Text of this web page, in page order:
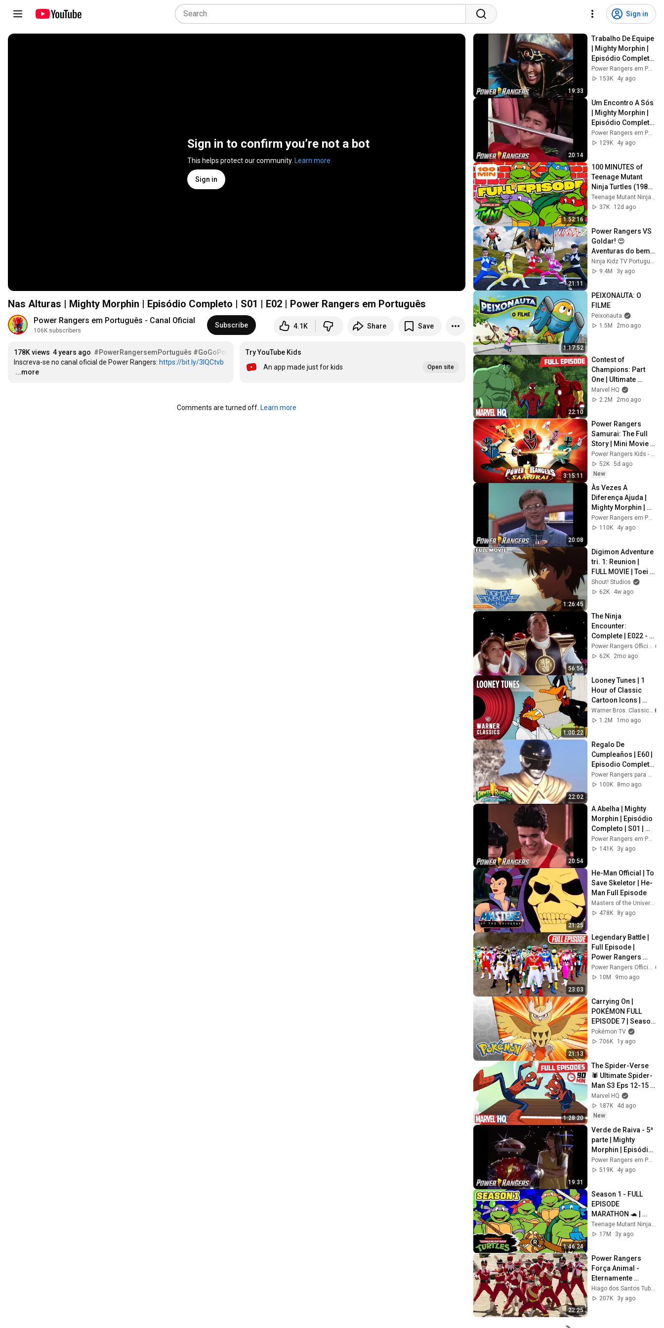
Sign in
Sign in to confirm you’re not a bot
This helps protect our community. Learn more
Sign in
Nas Alturas | Mighty Morphin | Episódio Completo | S01 | E02 | Power Rangers em Português
Power Rangers em Português - Canal Oficial
106K subscribers
Subscribe 4.1K Share Save
178K views 4 years ago #PowerRangersemPortuguês #GoGoPowerRangers#PowerRangers
Inscreva-se no canal oficial de Power Rangers: https://bit.ly/3IQCtvb
…
...more
Try YouTube Kids
An app made just for kids
Open site
Comments are turned off. Learn more
19:33
Trabalho De Equipe
| Mighty Morphin |
Episódio Completo
| S01 | E03 | Power
Rangers em
Power Rangers em Português - Canal Oficial
153K
4y ago
20:14
Um Encontro A Sós
| Mighty Morphin |
Episódio Completo
| S01 | E04 | Power
Rangers em
Power Rangers em Português - Canal Oficial
129K
4y ago
1:52:16
100 MINUTES of
Teenage Mutant
Ninja Turtles (1987)
📺 EVERY EPISODE
MARATHON! #10 |
Teenage Mutant Ninja Turtles
37K
12d ago
21:11
Power Rangers VS
Goldar! 😍
Aventuras do bem
contra o mal! |
Ninja Kidz em
9.4M
3y ago
1:17:52
PEIXONAUTA: O
FILME
Peixonauta
1.5M
2mo ago
22:10
Contest of
Champions: Part
One | Ultimate
Spider-Man S3 E23
| Full Episode |
Marvel HQ
2.2M
2mo ago
3:15:11
Power Rangers
Samurai: The Full
Story | Mini Movie |
Power Month |
Superheroes For
Kids
52K 5d ago
New
20:08
Às Vezes A
Diferença Ajuda |
Mighty Morphin |
Episódio Completo
S01 E05 | Power
Português
Power Rangers em Português - Canal Oficial
110K
4y ago
1:26:45
Digimon Adventure
tri. 1: Reunion |
FULL MOVIE | Toei
Anime Action
Adventure
Shout! Studios
62K
4w ago
56:56
The Ninja
Encounter:
Complete | E022 -
E024 | Might
Morphin | Mini
Rangers Official
Power Rangers Official
62K
2mo ago
1:00:22
Looney Tunes | 1
Hour of Classic
Cartoon Icons |
Warner Classics
Warner Bros. Classics
1.2M
1mo ago
22:02
Regalo De
Cumpleaños | E60 |
Episodio Completo
| Power Rangers
Re-Ignition | Videos
Power Rangers para Niños - Canal Oficial
100K
8mo ago
20:54
A Abelha | Mighty
Morphin | Episódio
Completo | S01 |
E51 | Power
Rangers em
Power Rangers em Português - Canal Oficial
141K
3y ago
21:25
He-Man Official | To
Save Skeletor | He-
Man Full Episode
Masters of the Universe: He-Man & She-Ra
478K
8y ago
23:03
Legendary Battle |
Full Episode |
Power Rangers
Super Megaforce |
Power Rangers
Power Rangers Official
10M
9mo ago
21:13
Carrying On |
POKÉMON FULL
EPISODE 7 | Season
4
Pokémon TV
706K
1y ago
1:28:20
The Spider-Verse
🕷️ Ultimate Spider-
Man S3 Eps 12-15 |
Full Episodes |
‪‪‪@MarvelHQ
Marvel HQ
187K
4d ago
New
19:31
Verde de Raiva - 5ª
parte | Mighty
Morphin | Episódio
Completo S01 E21 |
Power Rangers em
519K
4y ago
1:46:24
Season 1 - FULL
EPISODE
MARATHON 🐢 |
TMNT (1987) |
Teenage Mutant
17M
3y ago
22:25
Power Rangers
Força Animal -
Eternamente
Vermelho em Full
HD207K
3y ago